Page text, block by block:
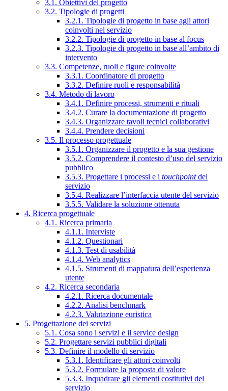
3.1. Obiettivi del progetto
3.2. Tipologie di progetti
3.2.1. Tipologie di progetto in base agli attori
coinvolti nel servizio
3.2.2. Tipologie di progetto in base al focus
3.2.3. Tipologie di progetto in base all’ambito di
intervento
3.3. Competenze, ruoli e figure coinvolte
3.3.1. Coordinatore di progetto
3.3.2. Definire ruoli e responsabilità
3.4. Metodo di lavoro
3.4.1. Definire processi, strumenti e rituali
3.4.2. Curare la documentazione di progetto
3.4.3. Organizzare tavoli tecnici collaborativi
3.4.4. Prendere decisioni
3.5. Il processo progettuale
3.5.1. Organizzare il progetto e la sua gestione
3.5.2. Comprendere il contesto d’uso del servizio
pubblico
3.5.3. Progettare i processi e i touchpointdel
servizio
3.5.4. Realizzare l’interfaccia utente del servizio
3.5.5. Validare la soluzione ottenuta
4. Ricerca progettuale
4.1. Ricerca primaria
4.1.1. Interviste
4.1.2. Questionari
4.1.3. Test di usabilità
4.1.4. Web analytics
4.1.5. Strumenti di mappatura dell’esperienza
utente
4.2. Ricerca secondaria
4.2.1. Ricerca documentale
4.2.2. Analisi benchmark
4.2.3. Valutazione euristica
5. Progettazione dei servizi
5.1. Cosa sono i servizi e il service design
5.2. Progettare servizi pubblici digitali
5.3. Definire il modello di servizio
5.3.1. Identificare gli attori coinvolti
5.3.2. Formulare la proposta di valore
5.3.3. Inquadrare gli elementi costitutivi del
servizio